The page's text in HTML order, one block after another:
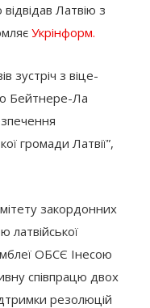
Латвію з
Укрінформ.
зустріч з віце-
Бейтнере-Ла
громади Латвії”,
закордонних
латвійської
ОБСЄ Інесою
співпрацю двох
резолюцій